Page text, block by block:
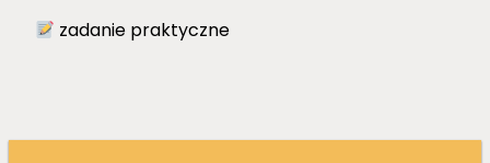
zadanie praktyczne